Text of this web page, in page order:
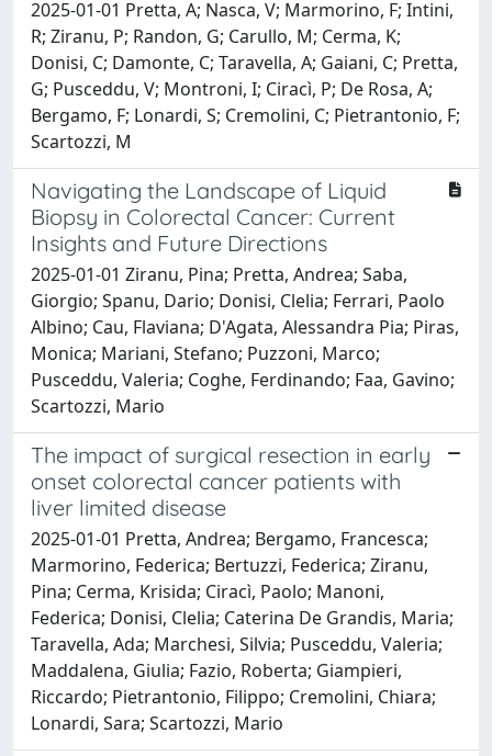
2025-01-01 Pretta, A; Nasca, V; Marmorino, F; Intini,
R; Ziranu, P; Randon, G; Carullo, M; Cerma, K;
Donisi, C; Damonte, C; Taravella, A; Gaiani, C; Pretta,
G; Pusceddu, V; Montroni, I; Ciracì, P; De Rosa, A;
Bergamo, F; Lonardi, S; Cremolini, C; Pietrantonio, F;
Scartozzi, M
Navigating the Landscape of Liquid
Biopsy in Colorectal Cancer: Current
Insights and Future Directions
2025-01-01 Ziranu, Pina; Pretta, Andrea; Saba,
Giorgio; Spanu, Dario; Donisi, Clelia; Ferrari, Paolo
Albino; Cau, Flaviana; D'Agata, Alessandra Pia; Piras,
Monica; Mariani, Stefano; Puzzoni, Marco;
Pusceddu, Valeria; Coghe, Ferdinando; Faa, Gavino;
Scartozzi, Mario
The impact of surgical resection in early
onset colorectal cancer patients with
liver limited disease
2025-01-01 Pretta, Andrea; Bergamo, Francesca;
Marmorino, Federica; Bertuzzi, Federica; Ziranu,
Pina; Cerma, Krisida; Ciracì, Paolo; Manoni,
Federica; Donisi, Clelia; Caterina De Grandis, Maria;
Taravella, Ada; Marchesi, Silvia; Pusceddu, Valeria;
Maddalena, Giulia; Fazio, Roberta; Giampieri,
Riccardo; Pietrantonio, Filippo; Cremolini, Chiara;
Lonardi, Sara; Scartozzi, Mario